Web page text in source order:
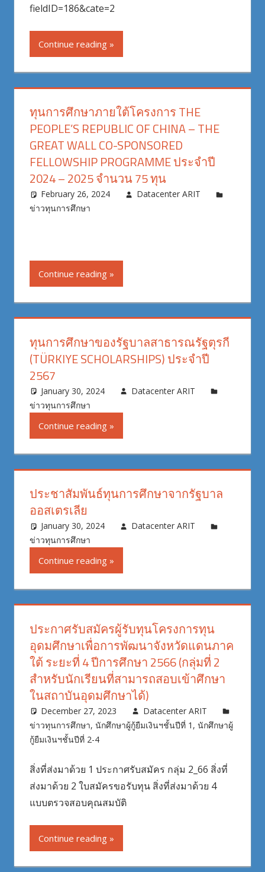
fieldID=186&cate=2
Continue reading
ทุนการศึกษาภายใต้โครงการ THE
PEOPLE’S REPUBLIC OF CHINA – THE
GREAT WALL CO-SPONSORED
FELLOWSHIP PROGRAMME ประจำปี
2024 – 2025 จำนวน 75 ทุน
February 26, 2024
Datacenter ARIT
ข่าวทุนการศึกษา
Continue reading
ทุนการศึกษาของรัฐบาลสาธารณรัฐตุรกี
(TÜRKIYE SCHOLARSHIPS) ประจำปี
2567
January 30, 2024
Datacenter ARIT
ข่าวทุนการศึกษา
Continue reading
ประชาสัมพันธ์ทุนการศึกษาจากรัฐบาล
ออสเตรเลีย
January 30, 2024
Datacenter ARIT
ข่าวทุนการศึกษา
Continue reading
ประกาศรับสมัครผู้รับทุนโครงการทุน
อุดมศึกษาเพื่อการพัฒนาจังหวัดแดนภาค
ใต้ ระยะที่ 4 ปีการศึกษา 2566 (กลุ่มที่ 2
สำหรับนักเรียนที่สามารถสอบเข้าศึกษา
ในสถาบันอุดมศึกษาได้)
December 27, 2023
Datacenter ARIT
ข่าวทุนการศึกษา, นักศึกษาผู้กู้ยืมเงินฯชั้นปีที่ 1 , นักศึกษาผู้
กู้ยืมเงินฯชั้นปีที่ 2-4
สิ่งที่ส่งมาด้วย 1 ประกาศรับสมัคร กลุ่ม 2_66 สิ่งที่
ส่งมาด้วย 2 ใบสมัครขอรับทุน สิ่งที่ส่งมาด้วย 4
แบบตรวจสอบคุณสมบัติ
Continue reading